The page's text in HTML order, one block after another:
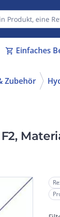
shopping_cart Einfaches
Zubehör